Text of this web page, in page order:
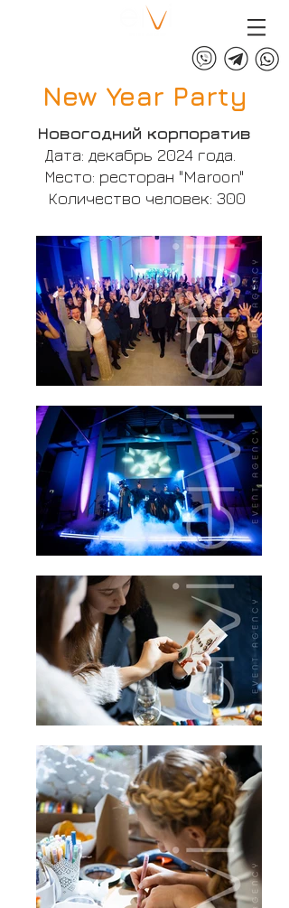
New Year Party
Новогодний корпоратив
Дата: декабрь 2024 года.
Место: ресторан "Maroon"
Количество человек: 300